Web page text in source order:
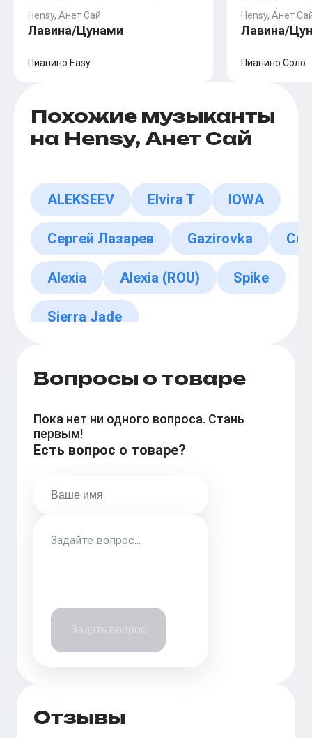
Hensy, Анет Сай
Лавина/Цунами
Пианино.Easy
Hensy, Анет
Лавина/
Пианино.Соло
Похожие музыканты
на Hensy, Анет Сай
ALEKSEEV Elvira T IOWA
Сергей Лазарев Gazirovka
Alexia Alexia (ROU) Spike
Sierra Jade
Вопросы о товаре
Пока нет ни одного вопроса. Стань
первым!
Есть вопрос о товаре?
Задать вопрос
Отзывы